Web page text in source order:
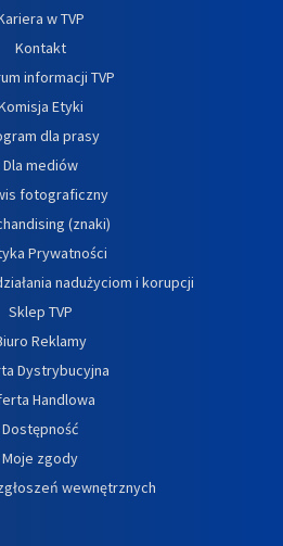
w TVP
Kontakt
informacji TVP
Etyki
dla prasy
Dla mediów
fotograficzny
(znaki)
Prywatności
nadużyciom i korupcji
Sklep TVP
Reklamy
Dystrybucyjna
Handlowa
Dostępność
Moje zgody
wewnętrznych